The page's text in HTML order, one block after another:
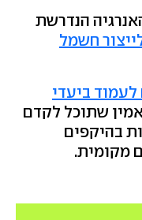
הנדרשת
חשמל
ביעדי
שתוכל לקדם
בהיקפים
מקומית.